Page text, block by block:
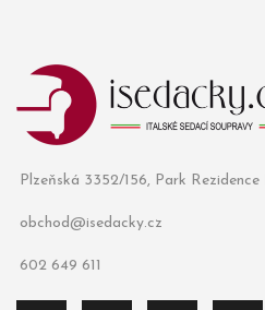
Plzeňská 3352/156, Park
obchod@isedacky.cz
602 649 611